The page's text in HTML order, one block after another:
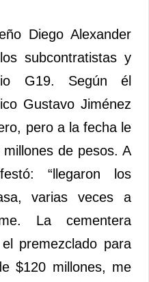
Diego Alexander
subcontratistas y
G19. Según él
Gustavo Jiménez
pero a la fecha le
de pesos. A
“llegaron los
varias veces a
La cementera
premezclado para
$120 millones, me